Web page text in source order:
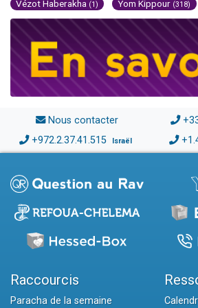
Vézot Haberakha (1) Yom Kippour (318)
Nous contacter
+972.2.37.41.515 Israël
Raccourcis
Paracha de la semaine